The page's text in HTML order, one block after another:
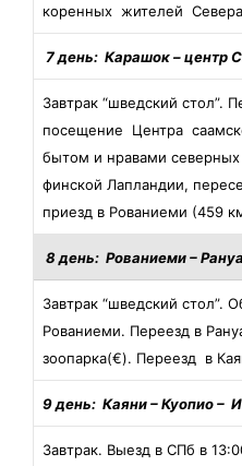
коренных жителей
7 день: Карашок– центр
Завтрак “шведский стол”.
посещение Центра
бытом и нравами
финской Лапландии,
приезд в Рованиеми (459
8 день: Рованиеми – Рануа
Завтрак “шведский стол”.
Рованиеми. Переезд в
зоопарка(€). Переезд в
9 день: Каяни – Куопио–
Завтрак. Выезд в СПб в